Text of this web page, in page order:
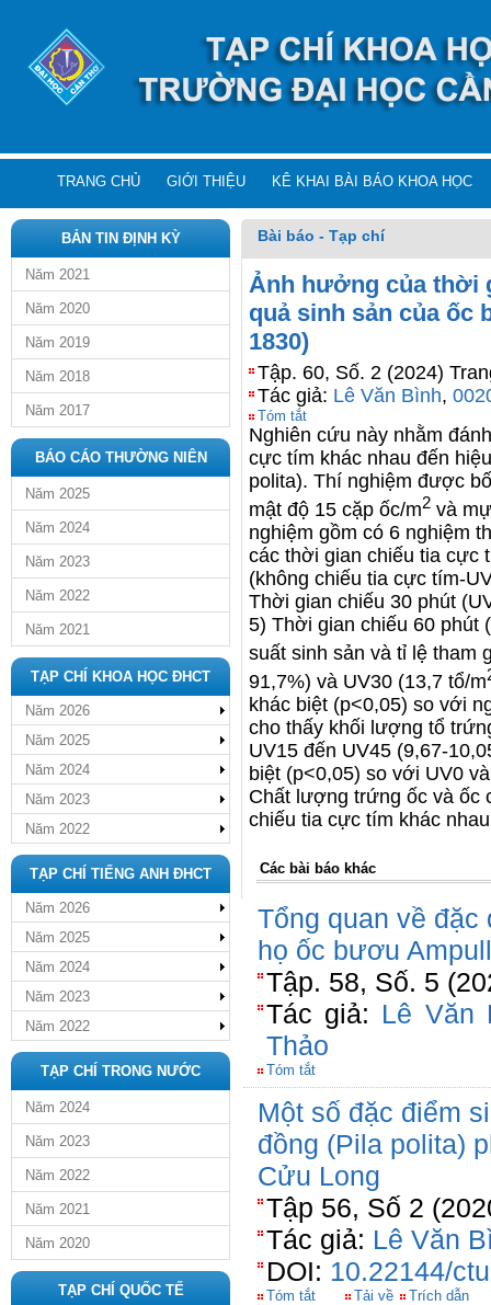
TRANG CHỦ GIỚI THIỆU KÊ KHAI BÀI BÁO KHOA HỌC
BẢN TIN ĐỊNH KỲ
Năm 2021
Năm 2020
Năm 2019
Năm 2018
Năm 2017
BÁO CÁO THƯỜNG NIÊN
Năm 2025
Năm 2024
Năm 2023
Năm 2022
Năm 2021
TẠP CHÍ KHOA HỌC ĐHCT
Năm 2026
Năm 2025
Năm 2024
Năm 2023
Năm 2022
TẠP CHÍ TIẾNG ANH ĐHCT
Năm 2026
Năm 2025
Năm 2024
Năm 2023
Năm 2022
TẠP CHÍ TRONG NƯỚC
Năm 2024
Năm 2023
Năm 2022
Năm 2021
Năm 2020
TẠP CHÍ QUỐC TẾ
Bài báo - Tạp chí
Ảnh hưởng của thời
quả sinh sản của ốc
1830)
Tập. 60, Số. 2 (2024)
Tác giả: Lê Văn Bình,
Tóm tắt
Nghiên cứu này nhằm
cực tím khác nhau đến
polita). Thí nghiệm được
mật độ 15 cặp ốc/m2 và
nghiệm gồm có 6 nghiệm
các thời gian chiếu tia cực
(không chiếu tia cực tím-
Thời gian chiếu 30 phút
5) Thời gian chiếu 60 phút
suất sinh sản và tỉ lệ tham
91,7%) và UV30 (13,7 tổ/m
khác biệt (p<0,05) so với
cho thấy khối lượng tổ
UV15 đến UV45 (9,67-
biệt (p<0,05) so với UV0
Chất lượng trứng ốc và ốc
chiếu tia cực tím khác
Các bài báo khác
Tổng quan về đặc
họ ốc bươu
Tập. 58, Số. 5
Tác giả: Lê Văn
Thảo
Tóm tắt
Một số đặc điểm
đồng (Pila polita)
Cửu Long
Tập 56, Số 2
Tác giả: Lê Văn
DOI: 10.22144/
Tóm tắt Tải về Trích dẫn